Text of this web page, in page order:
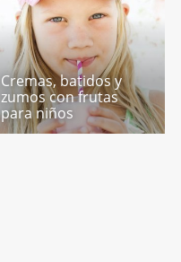
Cremas, batidos y
zumos con frutas
para niños